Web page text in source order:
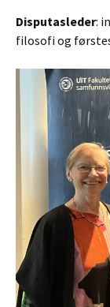
Disputasleder:
filosofi og